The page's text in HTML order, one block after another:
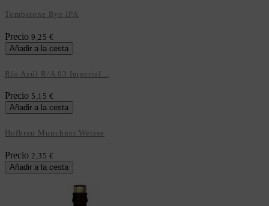
Tombstone Rye IPA
Precio 9,25 €
Añadir a la cesta
Río Azúl R/A 03 Imperial...
Precio 5,15 €
Añadir a la cesta
Hofbrau Munchner Weisse
Precio 2,35 €
Añadir a la cesta